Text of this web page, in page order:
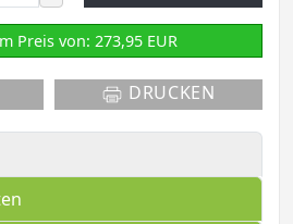
Preis von: 273,95 EUR
DRUCKEN